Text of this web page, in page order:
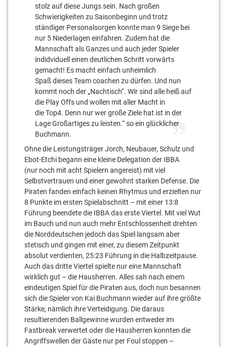
stolz auf diese Jungs sein. Nach großen
Schwierigkeiten zu Saisonbeginn und trotz
ständiger Personalsorgen konnte man 9 Siege bei
nur 5 Niederlagen einfahren. Zudem hat die
Mannschaft als Ganzes und auch jeder Spieler
indidviduell einen deutlichen Schritt vorwärts
gemacht! Es macht einfach unheimlich
Spaß dieses Team coachen zu dürfen. Und nun
kommt noch der „Nachtisch“. Wir sind alle heiß auf
die Play Offs und wollen mit aller Macht in
die Top4. Denn nur wer große Ziele hat ist in der
Lage Großartiges zu leisten.“ so ein glücklicher
Buchmann.
Ohne die Leistungsträger Jorch, Neubauer, Schulz und
Ebot-Etchi begann eine kleine Delegation der IBBA
(nur noch mit acht Spielern angereist) mit viel
Selbstvertrauen und einer gewohnt starken Defense. Die
Piraten fanden einfach keinen Rhytmus und erzielten nur
8 Punkte im ersten Spielabschnitt – mit einer 13:8
Führung beendete die IBBA das erste Viertel. Mit viel Wut
im Bauch und nun auch mehr Entschlossenheit drehten
die Norddeutschen jedoch das Spiel langsam aber
stetisch und gingen mit einer, zu diesem Zeitpunkt
absolut verdienten, 25:23 Führung in die Halbzeitpause.
Auch das dritte Viertel spielte nur eine Mannschaft
wirklich gut – die Hausherren. Alles sah nach einem
eindeutigen Spiel für die Piraten aus, doch nun besannen
sich die Spieler von Kai Buchmann wieder auf ihre größte
Stärke, nämlich ihre Verteidigung. Die daraus
resultierenden Ballgewinne wurden entweder im
Fastbreak verwertet oder die Hausherren konnten die
Angriffswellen der Gäste nur per Foul stoppen –